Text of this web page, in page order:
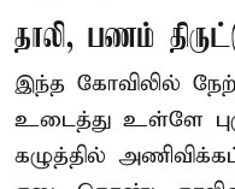
தாலி, பணம்
இந்த கோவிலில்
உடைத்து உள்ளே
கழுத்தில்